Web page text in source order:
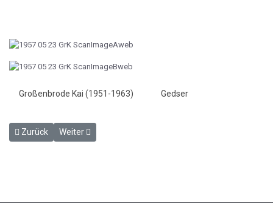
Großenbrode Kai (1951-1963) Gedser
Vorheriger Beitrag: Großenbrode Kai (1951-1963)
Zurück Nächster Beitrag: Großenbrode-Kai am 29. August 1957
Weiter